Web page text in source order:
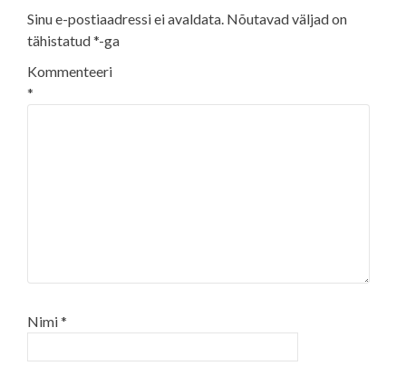
Sinu e-postiaadressi ei avaldata. Nõutavad väljad on
tähistatud*-ga
Kommenteeri
*
Nimi*